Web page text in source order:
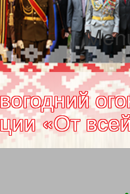
SKIP TO
«От